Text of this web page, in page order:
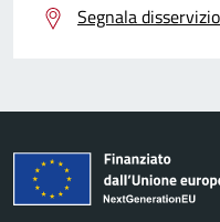
Segnala disservizio